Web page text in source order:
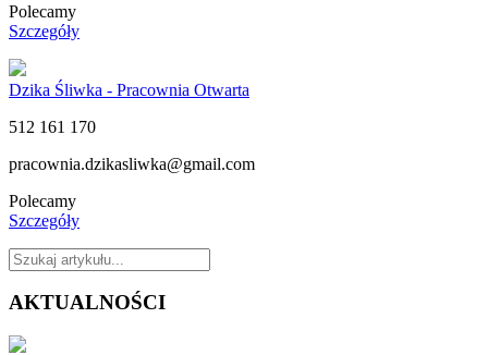
Polecamy
Szczegóły
Dzika Śliwka - Pracownia Otwarta
512 161 170
pracownia.dzikasliwka@gmail.com
Polecamy
Szczegóły
AKTUALNOŚCI